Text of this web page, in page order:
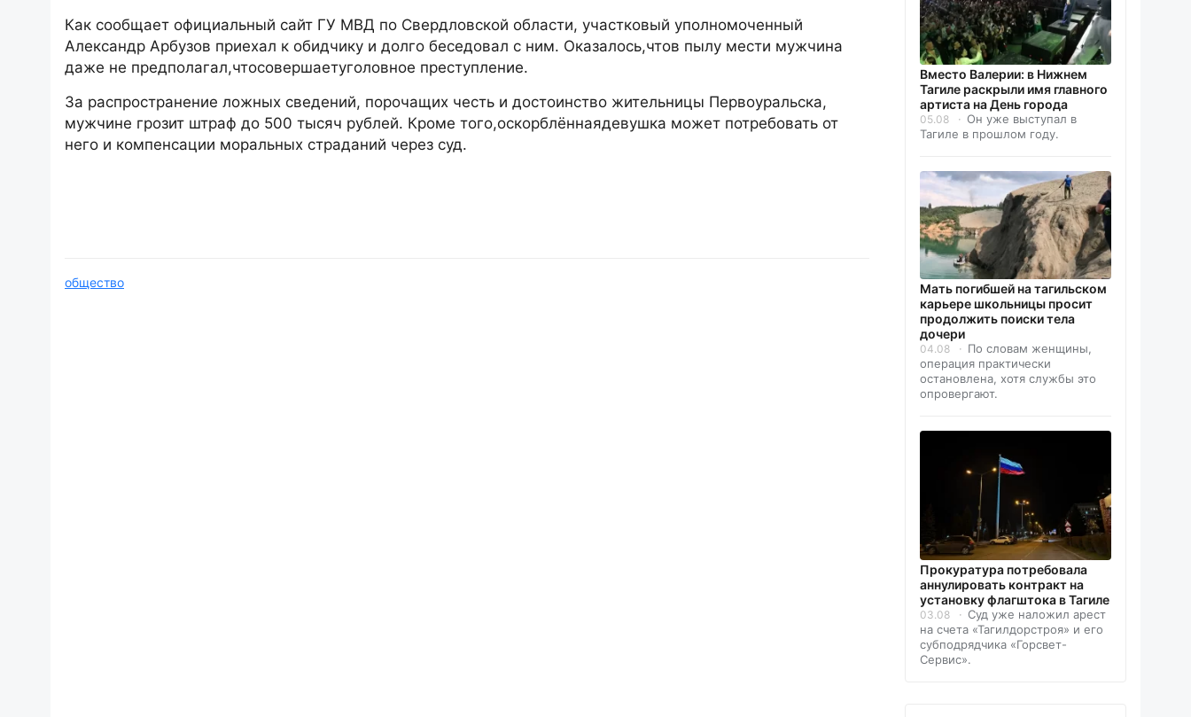
Как сообщает официальный сайт ГУ МВД по Свердловской области, участковый уполномоченный
Александр Арбузов приехал к обидчику и долго беседовал с ним. Оказалось,чтов пылу мести мужчина
даже не предполагал,чтосовершаетуголовное преступление.
За распространение ложных сведений, порочащих честь и достоинство жительницы Первоуральска,
мужчине грозит штраф до 500 тысяч рублей. Кроме того,оскорблённаядевушка может потребовать от
него и компенсации моральных страданий через суд.
общество
Вместо Валерии: в Нижнем
Тагиле раскрыли имя главного
артиста на День города
05.08
Он уже выступал в
Тагиле в прошлом году.
Мать погибшей на тагильском
карьере школьницы просит
продолжить поиски тела
дочери
04.08
По словам женщины,
операция практически
остановлена, хотя службы это
опровергают.
Прокуратура потребовала
аннулировать контракт на
установку флагштока в Тагиле
03.08
Суд уже наложил арест
на счета «Тагилдорстроя» и его
субподрядчика «Горсвет-
Сервис».